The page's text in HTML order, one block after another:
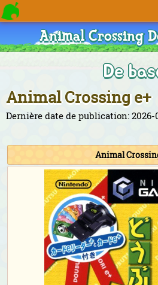
Animal Crossing
De
Animal Crossing e+
Dernière date de publication: 2026-
Animal